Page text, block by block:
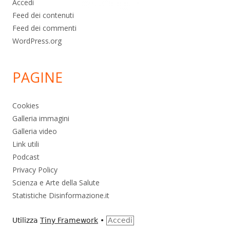
Accedi
Feed dei contenuti
Feed dei commenti
WordPress.org
PAGINE
Cookies
Galleria immagini
Galleria video
Link utili
Podcast
Privacy Policy
Scienza e Arte della Salute
Statistiche Disinformazione.it
Utilizza Tiny Framework • Accedi